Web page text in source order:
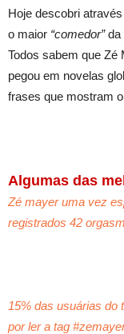
Hoje descobri
o maior “comedor”da
Todos sabem que Zé
pegou em novelas
frases que mostram
Algumas das
Zé mayer uma vez
registrados 42
15% das usuárias do
por ler a tag